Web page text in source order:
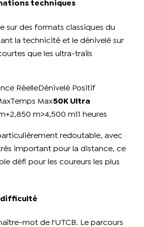
techniques
sur des formats classiques du
la technicité et le dénivelé sur
que les ultra-trails
RéelleDénivelé Positif
Max50K Ultra
m>4,500 m11 heures
redoutable, avec
important pour la distance, ce
défi pour les coureurs les plus
difficulté
mot de l'UTCB. Le parcours